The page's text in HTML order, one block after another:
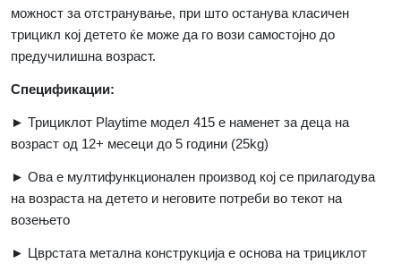
можност за отстранување, при што останува класичен
трицикл кој детето ќе може да го вози самостојно до
предучилишна возраст.
Спецификации:
► Трициклот Playtime модел 415 е наменет за деца на
возраст од 12+ месеци до 5 години (25kg)
► Ова е мултифункционален производ кој се прилагодува
на возраста на детето и неговите потреби во текот на
возењето
► Цврстата метална конструкција е основа на трициклот